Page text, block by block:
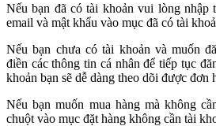
Nếu bạn đã có tài khoản vui lòng nhập
email và mật khẩu vào mục đã có tài
Nếu bạn chưa có tài khoản và muốn
điền các thông tin cá nhân để tiếp tục
khoản bạn sẽ dễ dàng theo dõi được đơn
Nếu bạn muốn mua hàng mà không
chuột vào mục đặt hàng không cần tài